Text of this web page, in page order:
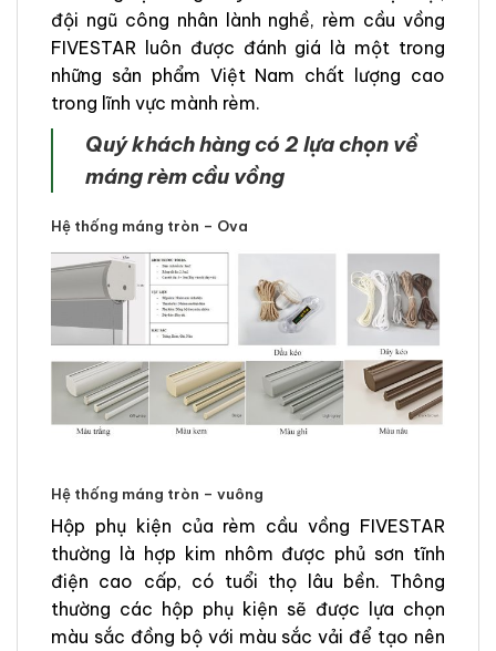
đội ngũ công nhân lành nghề, rèm cầu vồng
FIVESTAR luôn được đánh giá là một trong
những sản phẩm Việt Nam chất lượng cao
trong lĩnh vực mành rèm.
Quý khách hàng có 2 lựa chọn về
máng rèm cầu vồng
Hệ thống máng tròn – Ova
Hệ thống máng tròn – vuông
Hộp phụ kiện của rèm cầu vồng FIVESTAR
thường là hợp kim nhôm được phủ sơn tĩnh
điện cao cấp, có tuổi thọ lâu bền. Thông
thường các hộp phụ kiện sẽ được lựa chọn
màu sắc đồng bộ với màu sắc vải để tạo nên